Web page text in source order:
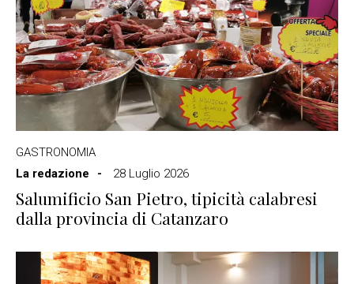
GASTRONOMIA
La redazione
28 Luglio 2026
Salumificio San Pietro, tipicità calabresi
dalla provincia di Catanzaro